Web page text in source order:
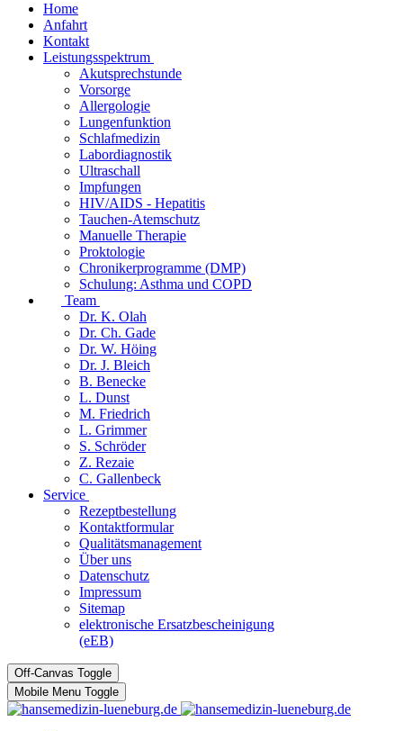
Home
Anfahrt
Kontakt
Leistungsspektrum
Akutsprechstunde
Vorsorge
Allergologie
Lungenfunktion
Schlafmedizin
Labordiagnostik
Ultraschall
Impfungen
HIV/AIDS - Hepatitis
Tauchen-Atemschutz
Manuelle Therapie
Proktologie
Chronikerprogramme (DMP)
Schulung: Asthma und COPD
Team
Dr. K. Olah
Dr. Ch. Gade
Dr. W. Höing
Dr. J. Bleich
B. Benecke
L. Dunst
M. Friedrich
L. Grimmer
S. Schröder
Z. Rezaie
C. Gallenbeck
Service
Rezeptbestellung
Kontaktformular
Qualitätsmanagement
Über uns
Datenschutz
Impressum
Sitemap
elektronische Ersatzbescheinigung
(eEB)
Off-Canvas Toggle
Mobile Menu Toggle